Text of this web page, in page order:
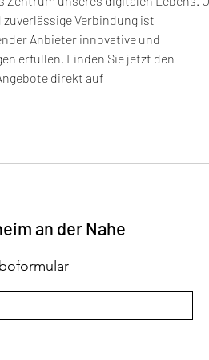
Verbindung ist
Anbieter innovative und
erfüllen. Finden Sie jetzt den
direkt auf
an der Nahe